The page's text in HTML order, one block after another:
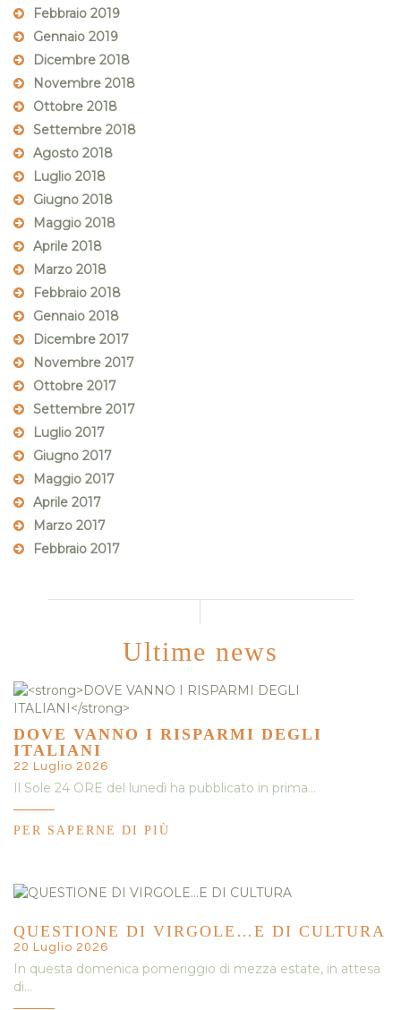
Febbraio 2019
Gennaio 2019
Dicembre 2018
Novembre 2018
Ottobre 2018
Settembre 2018
Agosto 2018
Luglio 2018
Giugno 2018
Maggio 2018
Aprile 2018
Marzo 2018
Febbraio 2018
Gennaio 2018
Dicembre 2017
Novembre 2017
Ottobre 2017
Settembre 2017
Luglio 2017
Giugno 2017
Maggio 2017
Aprile 2017
Marzo 2017
Febbraio 2017
Ultime news
DOVE VANNO I RISPARMI DEGLI
ITALIANI
22 Luglio 2026
Il Sole 24 ORE del lunedì ha pubblicato in prima…
PER SAPERNE DI PIÙ
QUESTIONE DI VIRGOLE…E DI CULTURA
20 Luglio 2026
In questa domenica pomeriggio di mezza estate, in attesa
di…